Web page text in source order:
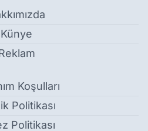
Künye
Koşulları
Politikası
Politikası